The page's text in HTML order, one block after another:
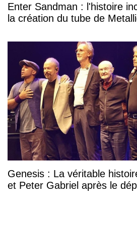
Enter Sandman : l'histoire
la création du tube de
Genesis : La véritable
et Peter Gabriel après le